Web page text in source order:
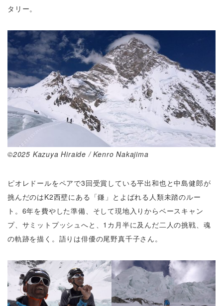
タリー。
©2025 Kazuya Hiraide / Kenro Nakajima
ピオレドールをペアで3回受賞している平出和也と中島健郎が
挑んだのはK2西壁にある「鎌」とよばれる人類未踏のルー
ト。6年を費やした準備、そして現地入りからベースキャン
プ、サミットプッシュへと、1カ月半に及んだ二人の挑戦、魂
の軌跡を描く。語りは俳優の尾野真千子さん。